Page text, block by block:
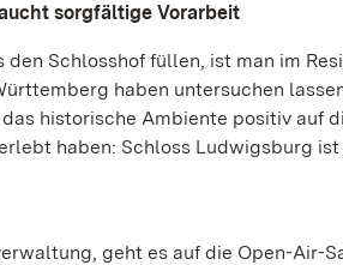
sorgfältige Vorarbeit
Schlosshof füllen, ist man im
haben untersuchen
historische Ambiente positiv auf
haben: Schloss Ludwigsburg
geht es auf die Open-Air-